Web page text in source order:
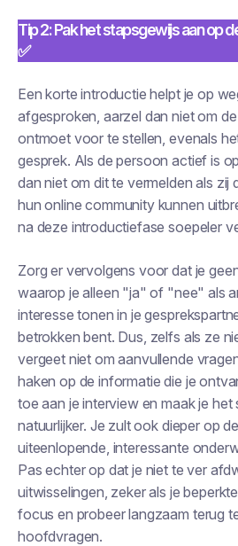
Tip 2: Pak het stapsgewijs aan op
✅
Een korte introductie helpt je op
afgesproken, aarzel dan niet om
ontmoet voor te stellen, evenals
gesprek. Als de persoon actief is
dan niet om dit te vermelden als zij
hun online community kunnen
na deze introductiefase soepeler
Zorg er vervolgens voor dat je
waarop je alleen "ja" of "nee" als
interesse tonen in je
betrokken bent. Dus, zelfs als ze
vergeet niet om aanvullende
haken op de informatie die je
toe aan je interview en maak je het
natuurlijker. Je zult ook dieper op
uiteenlopende, interessante
Pas echter op dat je niet te ver
uitwisselingen, zeker als je
focus en probeer langzaam terug
hoofdvragen.